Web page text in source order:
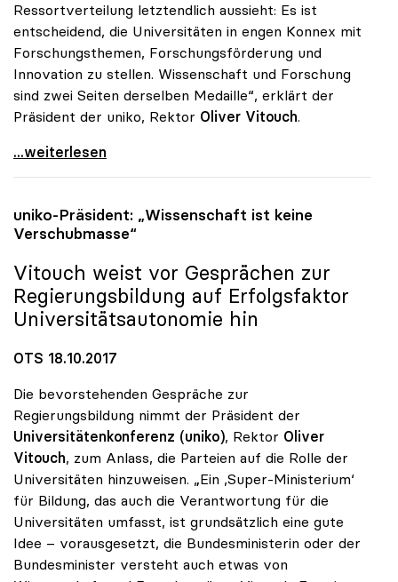
Ressortverteilung letztendlich aussieht: Es ist
entscheidend, die Universitäten in engen Konnex mit
Forschungsthemen, Forschungsförderung und
Innovation zu stellen. Wissenschaft und Forschung
sind zwei Seiten derselben Medaille“, erklärt der
Präsident der uniko, Rektor Oliver Vitouch.
Vitouch: „Universitäten stehen für Wissenschaft
...weiterlesen
uniko-Präsident: „Wissenschaft ist keine
Verschubmasse“
Vitouch weist vor Gesprächen zur
Regierungsbildung auf Erfolgsfaktor
Universitätsautonomie hin
OTS 18.10.2017
Die bevorstehenden Gespräche zur
Regierungsbildung nimmt der Präsident der
Universitätenkonferenz (uniko), Rektor Oliver
Vitouch, zum Anlass, die Parteien auf die Rolle der
Universitäten hinzuweisen. „Ein ‚Super-Ministerium‘
für Bildung, das auch die Verantwortung für die
Universitäten umfasst, ist grundsätzlich eine gute
Idee – vorausgesetzt, die Bundesministerin oder der
Bundesminister versteht auch etwas von